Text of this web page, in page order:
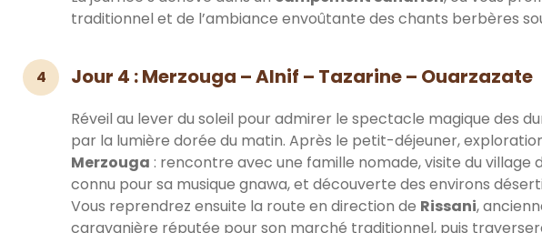
traditionnel et de l’ambiance envoûtante des chants berbères
4 Jour 4 : Merzouga – Alnif – Tazarine – Ouarzazate
Réveil au lever du soleil pour admirer le spectacle magique des
par la lumière dorée du matin. Après le petit-déjeuner,
Merzouga : rencontre avec une famille nomade, visite du village
connu pour sa musique gnawa, et découverte des environs
Vous reprendrez ensuite la route en direction de Rissani,
caravanière réputée pour son marché traditionnel, puis